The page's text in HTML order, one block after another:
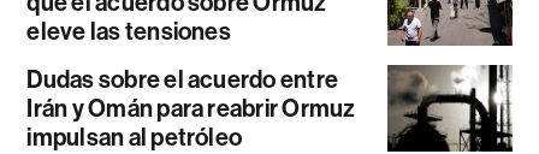
eleve las tensiones
Dudas sobre el acuerdo entre
Irán y Omán para reabrir Ormuz
impulsan al petróleo